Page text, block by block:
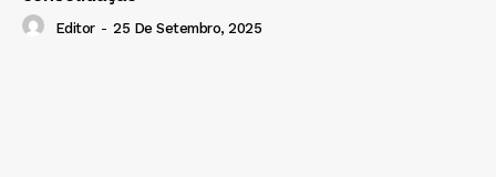
Editor - 25 De Setembro, 2025